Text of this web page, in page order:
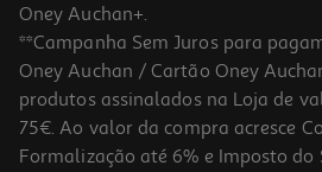
Oney Auchan+.
**Campanha Sem Juros para
Oney Auchan / Cartão Oney
produtos assinalados na Loja de
75€. Ao valor da compra acresce
Formalização até 6% e Imposto do